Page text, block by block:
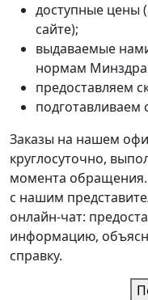
доступные цены
сайте);
выдаваемые
нормам
предоставляем
подготавливаем
Заказы на нашем
круглосуточно,
момента
с нашим
онлайн-чат:
информацию,
справку.